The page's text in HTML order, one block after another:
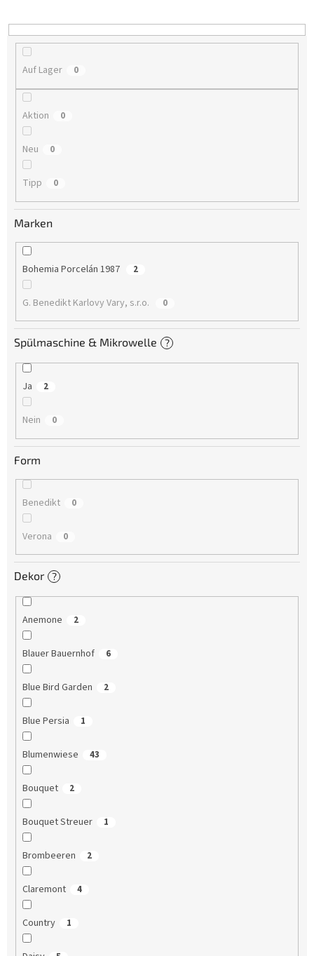
e
r
Auf Lager 0
Aktion 0
Neu 0
Tipp 0
Marken
Bohemia Porcelán 1987 2
G. Benedikt Karlovy Vary, s.r.o. 0
Spülmaschine & Mikrowelle ?
Ja 2
Nein 0
Form
Benedikt 0
Verona 0
Dekor ?
Anemone 2
Blauer Bauernhof 6
Blue Bird Garden 2
Blue Persia 1
Blumenwiese 43
Bouquet 2
Bouquet Streuer 1
Brombeeren 2
Claremont 4
Country 1